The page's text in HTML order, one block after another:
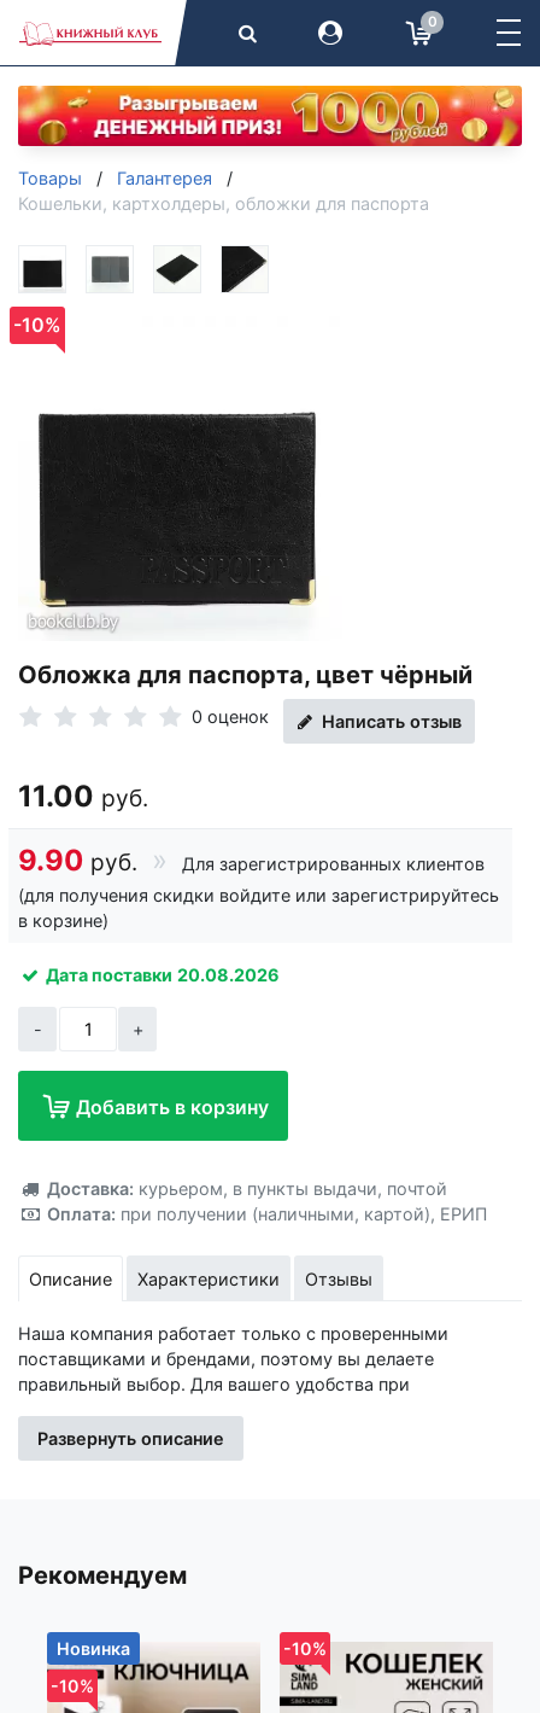
0
Товары
Галантерея
Кошельки, картхолдеры, обложки для паспорта
-10%
Обложка для паспорта, цвет чёрный
0 оценок Написать отзыв
11.00 руб.
9.90 руб.
Для зарегистрированных клиентов
(для получения скидки войдите или зарегистрируйтесь
в корзине)
Дата поставки 20.08.2026
- +
Добавить в корзину
Доставка: курьером, в пункты выдачи, почтой
Оплата: при получении (наличными, картой), ЕРИП
Описание Характеристики Отзывы
Наша компания работает только с проверенными
поставщиками и брендами, поэтому вы делаете
правильный выбор. Для вашего удобства при
412624
Импортер: Частное торговое унитарное предприятие
Развернуть описание
Рекомендуем
Новинка
-10%
-10%